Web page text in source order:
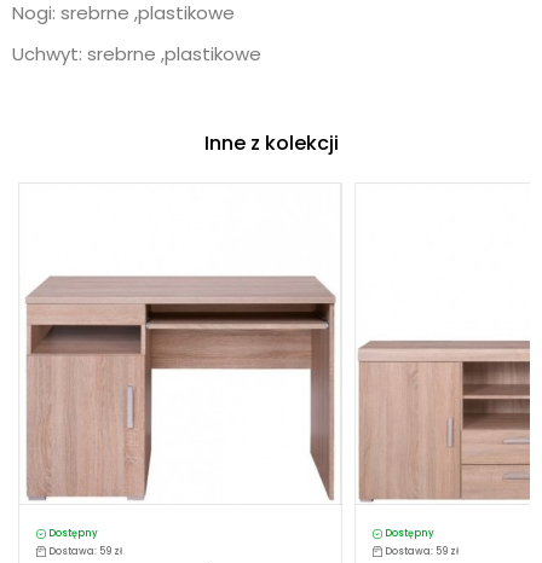
Nogi: srebrne ,plastikowe
Uchwyt: srebrne ,plastikowe
Inne z kolekcji
Dostępny
Dostawa: 59 zł
Dostępny
Dostawa: 59 zł